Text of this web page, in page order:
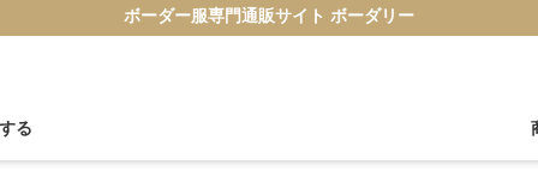
ボーダー服専門通販サイト ボーダリー
る